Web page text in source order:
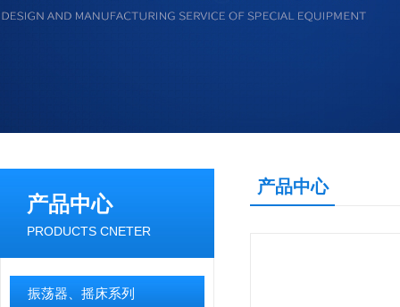
产品中心
PRODUCTS CNETER
振荡器、摇床系列
产品中心